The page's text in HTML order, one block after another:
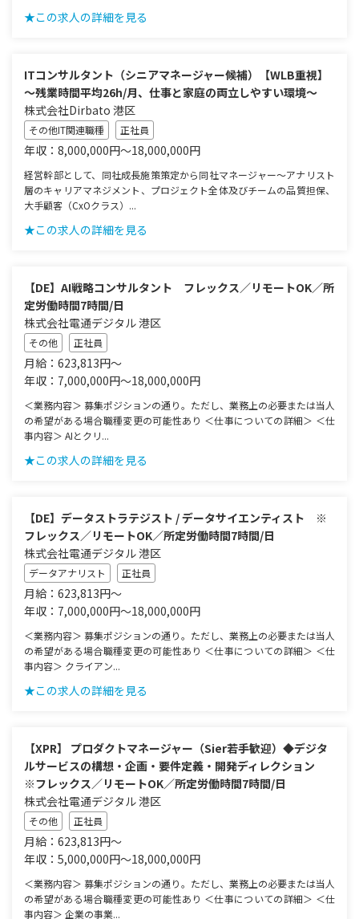
★この求人の詳細を見る
ITコンサルタント（シニアマネージャー候補）【WLB重視】
～残業時間平均26h/月、仕事と家庭の両立しやすい環境～
株式会社Dirbato 港区
その他IT関連職種 正社員
年収：8,000,000円～18,000,000円
経営幹部として、同社成長施策策定から同社マネージャー～アナリスト
層のキャリアマネジメント、プロジェクト全体及びチームの品質担保、
大手顧客（CxOクラス）...
★この求人の詳細を見る
【DE】AI戦略コンサルタント フレックス／リモートOK／所
定労働時間7時間/日
株式会社電通デジタル 港区
その他 正社員
月給：623,813円～
年収：7,000,000円～18,000,000円
＜業務内容＞ 募集ポジションの通り。ただし、業務上の必要または当人
の希望がある場合職種変更の可能性あり ＜仕事についての詳細＞ ＜仕
事内容＞ AIとクリ...
★この求人の詳細を見る
【DE】データストラテジスト / データサイエンティスト ※
フレックス／リモートOK／所定労働時間7時間/日
株式会社電通デジタル 港区
データアナリスト 正社員
月給：623,813円～
年収：7,000,000円～18,000,000円
＜業務内容＞ 募集ポジションの通り。ただし、業務上の必要または当人
の希望がある場合職種変更の可能性あり ＜仕事についての詳細＞ ＜仕
事内容＞ クライアン...
★この求人の詳細を見る
【XPR】 プロダクトマネージャー（Sier若手歓迎）◆デジタ
ルサービスの構想・企画・要件定義・開発ディレクション
※フレックス／リモートOK／所定労働時間7時間/日
株式会社電通デジタル 港区
その他 正社員
月給：623,813円～
年収：5,000,000円～18,000,000円
＜業務内容＞ 募集ポジションの通り。ただし、業務上の必要または当人
の希望がある場合職種変更の可能性あり ＜仕事についての詳細＞ ＜仕
事内容＞ 企業の事業...